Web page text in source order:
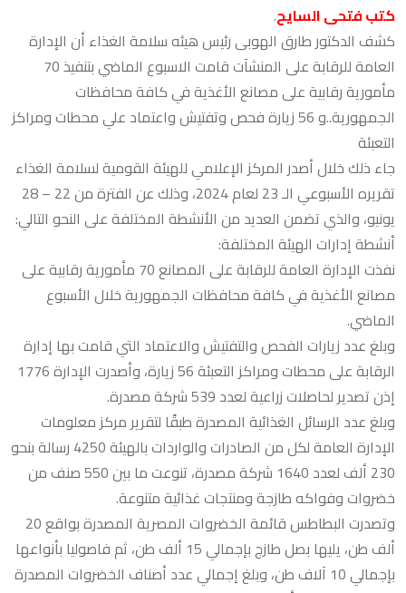
كتب فتحى السايح.
كشف الدكتور طارق الهوبى رئيس هيئه سلامة الغذاء أن الإدارة
العامة للرقابة على المنشآت قامت الاسبوع الماضي بتنفيذ 70
مأمورية رقابية على مصانع الأغذية في كافة محافظات
الجمهورية..و 56 زيارة فحص وتفتيش واعتماد علي محطات ومراكز
التعبئة
جاء ذلك خلال أصدر المركز الإعلامي للهيئة القومية لسلامة الغذاء
تقريره الأسبوعي الـ 23 لعام 2024، وذلك عن الفترة من 22 – 28
يونيو، والذي تضمن العديد من الأنشطة المختلفة على النحو التالي:
أنشطة إدارات الهيئة المختلفة:
نفذت الإدارة العامة للرقابة على المصانع 70 مأمورية رقابية على
مصانع الأغذية في كافة محافظات الجمهورية خلال الأسبوع
الماضي.
وبلغ عدد زيارات الفحص والتفتيش والاعتماد التي قامت بها إدارة
الرقابة على محطات ومراكز التعبئة 56 زيارة، وأصدرت الإدارة 1776
إذن تصدير لحاصلات زراعية لعدد 539 شركة مصدرة.
وبلغ عدد الرسائل الغذائية المصدرة طبقًا لتقرير مركز معلومات
الإدارة العامة لكل من الصادرات والواردات بالهيئة 4250 رسالة بنحو
230 ألف لعدد 1640 شركة مصدرة، تنوعت ما بين 550 صنف من
خضروات وفواكه طازجة ومنتجات غذائية متنوعة.
وتصدرت البطاطس قائمة الخضروات المصرية المصدرة بواقع 20
ألف طن، يليها بصل طازج بإجمالي 15 ألف طن، ثم فاصوليا بأنواعها
بإجمالي 10 آلاف طن، وبلغ إجمالي عدد أصناف الخضروات المصدرة